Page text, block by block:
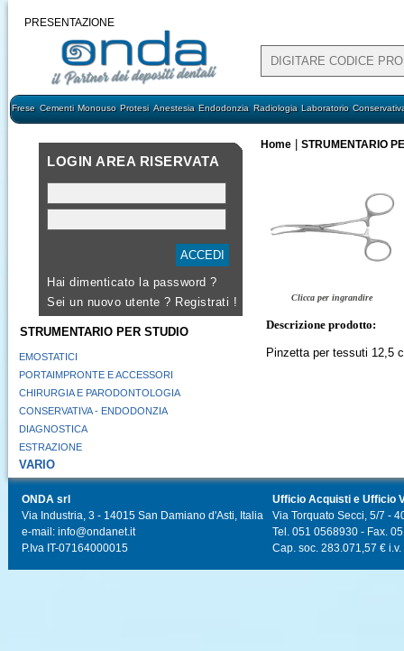
PRESENTAZIONE
Frese Cementi Monouso Protesi Anestesia Endodonzia Radiologia Laboratorio
LOGIN AREA RISERVATA
Hai dimenticato la password ?
Sei un nuovo utente ? Registrati !
STRUMENTARIO PER STUDIO
EMOSTATICI
PORTAIMPRONTE E ACCESSORI
CHIRURGIA E PARODONTOLOGIA
CONSERVATIVA - ENDODONZIA
DIAGNOSTICA
ESTRAZIONE
VARIO
Home STRUMENTARIO
Clicca per ingrandire
Descrizione prodotto:
Pinzetta per tessuti 12,5
ONDA srl
Via Industria, 3 - 14015 San Damiano d'Asti, Italia
e-mail: info@ondanet.it
P.Iva IT-07164000015
Ufficio Acquisti e Ufficio
Via Torquato Secci, 5/7 -
Tel. 051 0568930 - Fax.
Cap. soc. 283.071,57 € i.v.